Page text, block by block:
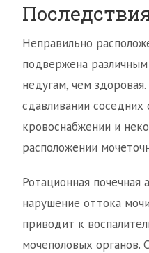
Неправильно
подвержена
недугам, чем
сдавливании соседних
кровоснабжении и
расположении
Ротационная почечная
нарушение оттока
приводит к
мочеполовых органов.